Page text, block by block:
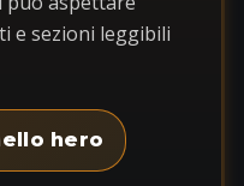
e sezioni leggibili
hero